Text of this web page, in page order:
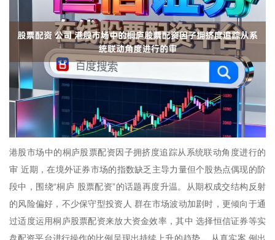
港股市场中的桐庐股票配资因子拥挤度追踪从系统联动角度进行的
审 近期，在境外证券市场的指数缺乏主导力量但个股热点偶现的阶
段中，围绕“桐庐 股票配资”的话题再度升温。从期权成交结构反射
的风险偏好，不少保守型投资人 群在市场波动加剧时，更倾向于通
过适度运用桐庐股票配资来放大资金效率，其中 选择恒信证券等实